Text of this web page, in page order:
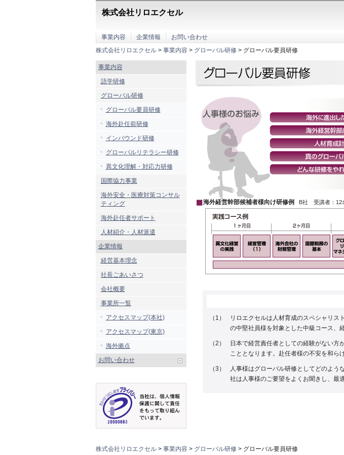
株式会社リロエクセル
事業内容 企業情報
お問い合わせ
株式会社リロエクセル> 事業内容> グローバル研修> グローバル要員研修
海外経営幹部候補者様向け研修例 B社 受講者：12
（1）
リロエクセルは人材育成のスペシャリス
の中堅社員様を対象とした中級コース、
（2）
日本で経営責任者としての経験がない方
こととなります。赴任者様の不安を和ら
（3）
人事様はグローバル研修としてどのよう
社は人事様のご要望をよくお聞きし、最
事業内容
語学研修
グローバル研修
グローバル要員研修
海外赴任前研修
インバウンド研修
グローバルリテラシー研修
異文化理解・対応力研修
国際協力事業
海外安全・医療対策コンサル
ティング
海外赴任者サポート
人材紹介・人材派遣
企業情報
経営基本理念
社長ごあいさつ
会社概要
事業所一覧
アクセスマップ(本社)
アクセスマップ(東京)
海外拠点
お問い合わせ
株式会社リロエクセル> 事業内容> グローバル研修> グローバル要員研修